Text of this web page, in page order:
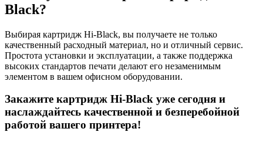
Black?
Выбирая картридж Hi-Black, вы получаете не только
качественный расходный материал, но и отличный сервис.
Простота установки и эксплуатации, а также поддержка
высоких стандартов печати делают его незаменимым
элементом в вашем офисном оборудовании.
Закажите картридж Hi-Black уже сегодня и
наслаждайтесь качественной и безперебойной
работой вашего принтера!